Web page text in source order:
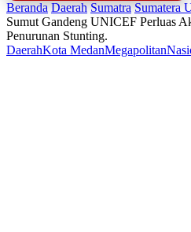
Beranda Daerah Sumatra Sumatera
Sumut Gandeng UNICEF Perluas
Penurunan Stunting.
DaerahKota MedanMegapolitan